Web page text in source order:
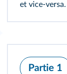
et vice-
Partie 1